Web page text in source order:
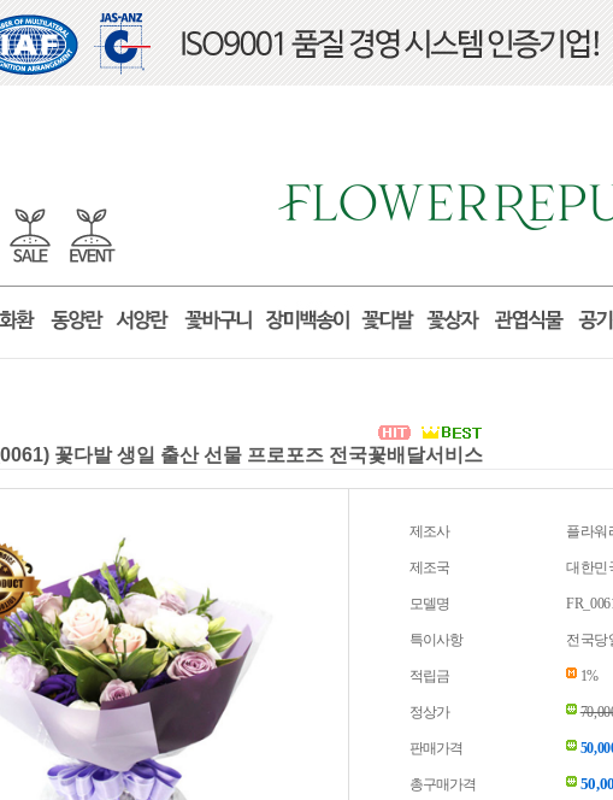
꽃다발 생일 출산 선물 프로포즈 전국꽃배달서비스
제조사 플라워
제조국 대한민
모델명
특이사항 전국당
적립금 1%
정상가
판매가격
총구매가격